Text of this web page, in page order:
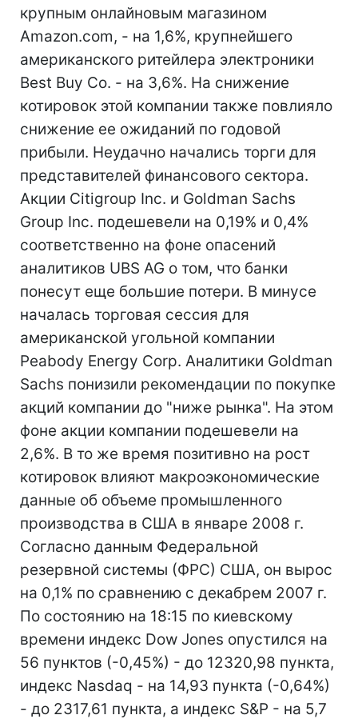
крупным онлайновым магазином
Amazon.com, - на 1,6%, крупнейшего
американского ритейлера электроники
Best Buy Co. - на 3,6%. На снижение
котировок этой компании также повлияло
снижение ее ожиданий по годовой
прибыли. Неудачно начались торги для
представителей финансового сектора.
Акции Citigroup Inc. и Goldman Sachs
Group Inc. подешевели на 0,19% и 0,4%
соответственно на фоне опасений
аналитиков UBS AG о том, что банки
понесут еще большие потери. В минусе
началась торговая сессия для
американской угольной компании
Peabody Energy Corp. Аналитики Goldman
Sachs понизили рекомендации по покупке
акций компании до "ниже рынка". На этом
фоне акции компании подешевели на
2,6%. В то же время позитивно на рост
котировок влияют макроэкономические
данные об объеме промышленного
производства в США в январе 2008 г.
Согласно данным Федеральной
резервной системы (ФРС) США, он вырос
на 0,1% по сравнению с декабрем 2007 г.
По состоянию на 18:15 по киевскому
времени индекс Dow Jones опустился на
56 пунктов (-0,45%) - до 12320,98 пункта,
индекс Nasdaq - на 14,93 пункта (-0,64%)
- до 2317,61 пункта, а индекс S&P - на 5,7